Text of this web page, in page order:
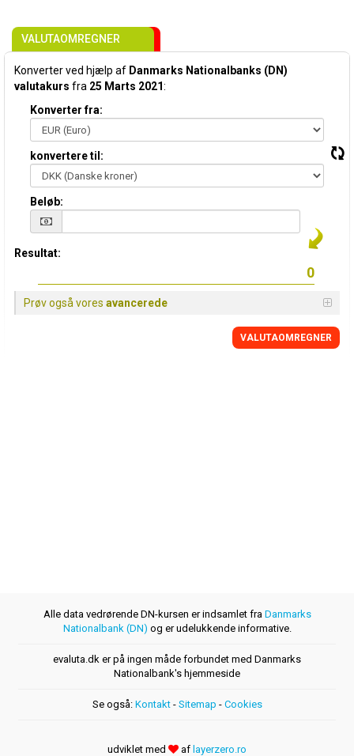
VALUTAOMREGNER
Konverter ved hjælp af Danmarks Nationalbanks (DN)
valutakurs fra 25 Marts 2021:
Konverter fra:
konvertere til:
Beløb:
Resultat:
Prøv også vores avancerede
VALUTAOMREGNER
Alle data vedrørende DN-kursen er indsamlet fra Danmarks
Nationalbank (DN) og er udelukkende informative.
evaluta.dk er på ingen måde forbundet med Danmarks
Nationalbank's hjemmeside
Se også: Kontakt- Sitemap - Cookies
udviklet med af layerzero.ro